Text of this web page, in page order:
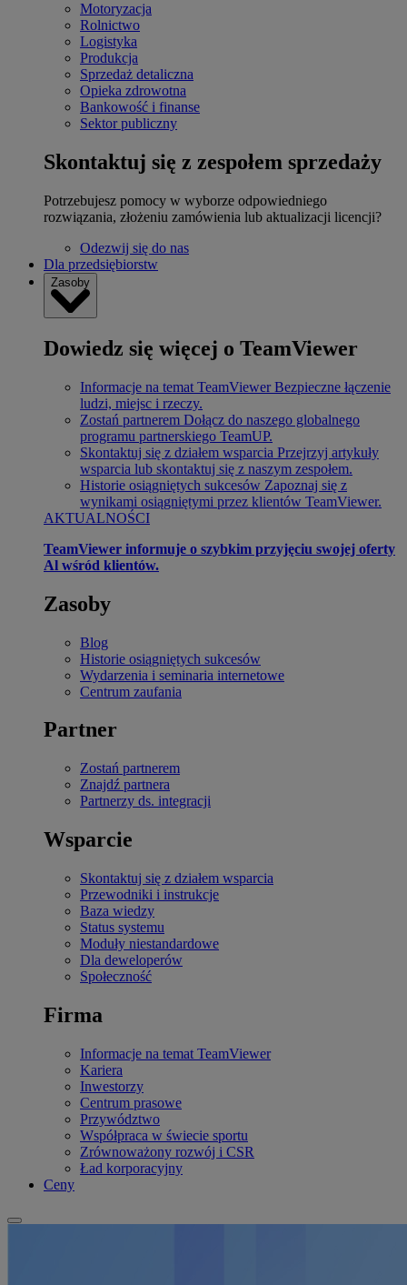
Motoryzacja
Rolnictwo
Logistyka
Produkcja
Sprzedaż detaliczna
Opieka zdrowotna
Bankowość i finanse
Sektor publiczny
Skontaktuj się z zespołem sprzedaży
Potrzebujesz pomocy w wyborze odpowiedniego
rozwiązania, złożeniu zamówienia lub aktualizacji licencji?
Odezwij się do nas
Dla przedsiębiorstw
Zasoby
Dowiedz się więcej o TeamViewer
Informacje na temat TeamViewer Bezpieczne łączenie
ludzi, miejsc i rzeczy.
Zostań partnerem Dołącz do naszego globalnego
programu partnerskiego TeamUP.
Skontaktuj się z działem wsparcia Przejrzyj artykuły
wsparcia lub skontaktuj się z naszym zespołem.
Historie osiągniętych sukcesów Zapoznaj się z
wynikami osiągniętymi przez klientów TeamViewer.
AKTUALNOŚCI
TeamViewer informuje o szybkim przyjęciu swojej oferty
Al wśród klientów.
Zasoby
Blog
Historie osiągniętych sukcesów
Wydarzenia i seminaria internetowe
Centrum zaufania
Partner
Zostań partnerem
Znajdź partnera
Partnerzy ds. integracji
Wsparcie
Skontaktuj się z działem wsparcia
Przewodniki i instrukcje
Baza wiedzy
Status systemu
Moduły niestandardowe
Dla deweloperów
Społeczność
Firma
Informacje na temat TeamViewer
Kariera
Inwestorzy
Centrum prasowe
Przywództwo
Współpraca w świecie sportu
Zrównoważony rozwój i CSR
Ład korporacyjny
Ceny